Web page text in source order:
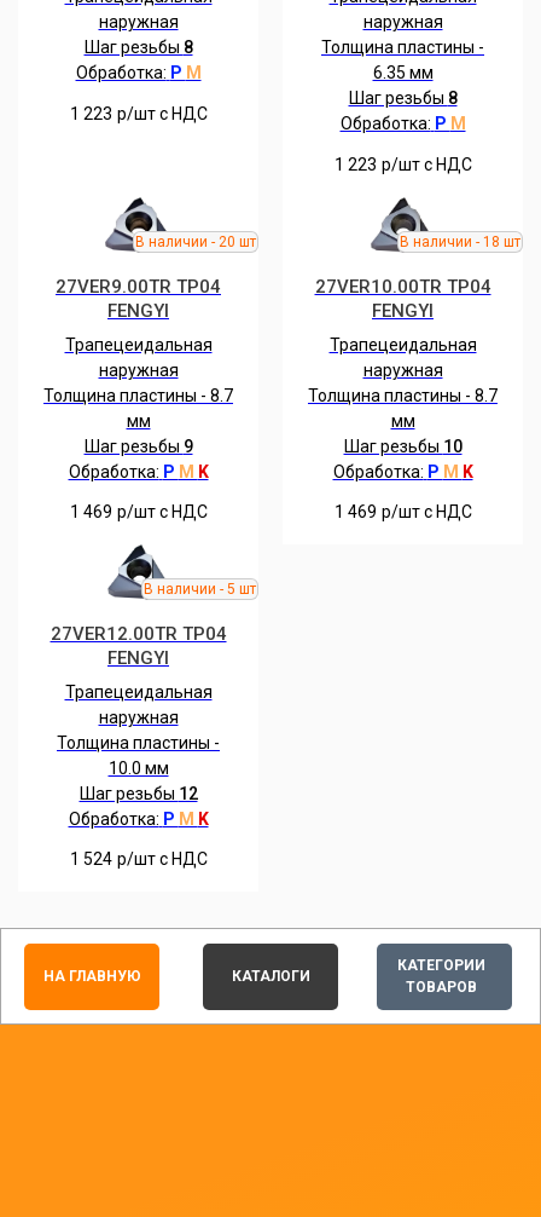
наружная
Шаг резьбы 8
Обработка: P M
1 223 р/шт c НДС
наружная
Толщина пластины -
6.35 мм
Шаг резьбы 8
Обработка: P M
1 223 р/шт c НДС
27VER9.00TR TP04
FENGYI
Трапецеидальная
наружная
Толщина пластины - 8.7
мм
Шаг резьбы 9
Обработка: P M K
1 469 р/шт c НДС
27VER10.00TR TP04
FENGYI
Трапецеидальная
наружная
Толщина пластины - 8.7
мм
Шаг резьбы 10
Обработка: P M K
1 469 р/шт c НДС
27VER12.00TR TP04
FENGYI
Трапецеидальная
наружная
Толщина пластины -
10.0 мм
Шаг резьбы 12
Обработка: P M K
1 524 р/шт c НДС
КАТЕГОРИИ
ТОВАРОВ
НА ГЛАВНУЮ КАТАЛОГИ